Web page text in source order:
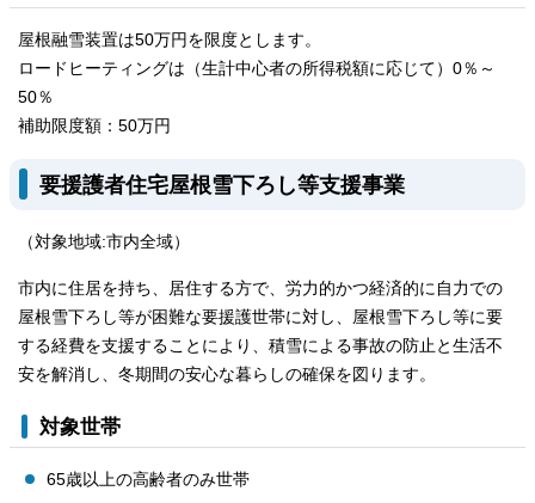
屋根融雪装置は50万円を限度とします。
ロードヒーティングは（生計中心者の所得税額に応じて）0％～
50％
補助限度額：50万円
要援護者住宅屋根雪下ろし等支援事業
（対象地域:市内全域）
市内に住居を持ち、居住する方で、労力的かつ経済的に自力での
屋根雪下ろし等が困難な要援護世帯に対し、屋根雪下ろし等に要
する経費を支援することにより、積雪による事故の防止と生活不
安を解消し、冬期間の安心な暮らしの確保を図ります。
対象世帯
65歳以上の高齢者のみ世帯